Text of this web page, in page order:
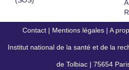
Contact | Mentions légales | A
conforme)
Institut national de la santé et de la
de Tolbiac | 75654